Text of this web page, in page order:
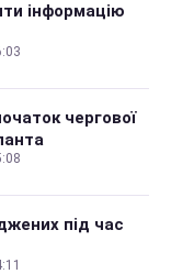
інформацію
чергової
під час